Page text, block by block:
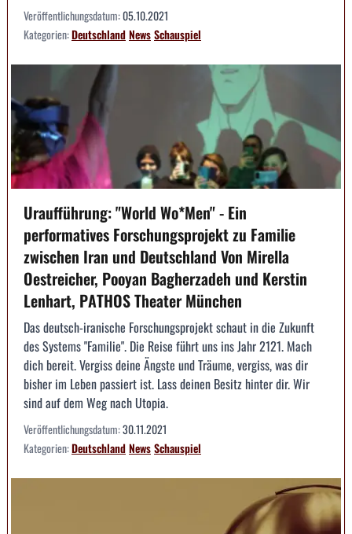
Veröffentlichungsdatum:05.10.2021
Kategorien:DeutschlandNewsSchauspiel
Uraufführung: "World Wo*Men" - Ein
performatives Forschungsprojekt zu Familie
zwischen Iran und Deutschland Von Mirella
Oestreicher, Pooyan Bagherzadeh und Kerstin
Lenhart, PATHOS Theater München
Das deutsch-iranische Forschungsprojekt schaut in die Zukunft
des Systems "Familie". Die Reise führt uns ins Jahr 2121. Mach
dich bereit. Vergiss deine Ängste und Träume, vergiss, was dir
bisher im Leben passiert ist. Lass deinen Besitz hinter dir. Wir
sind auf dem Weg nach Utopia.
Veröffentlichungsdatum:30.11.2021
Kategorien:DeutschlandNewsSchauspiel